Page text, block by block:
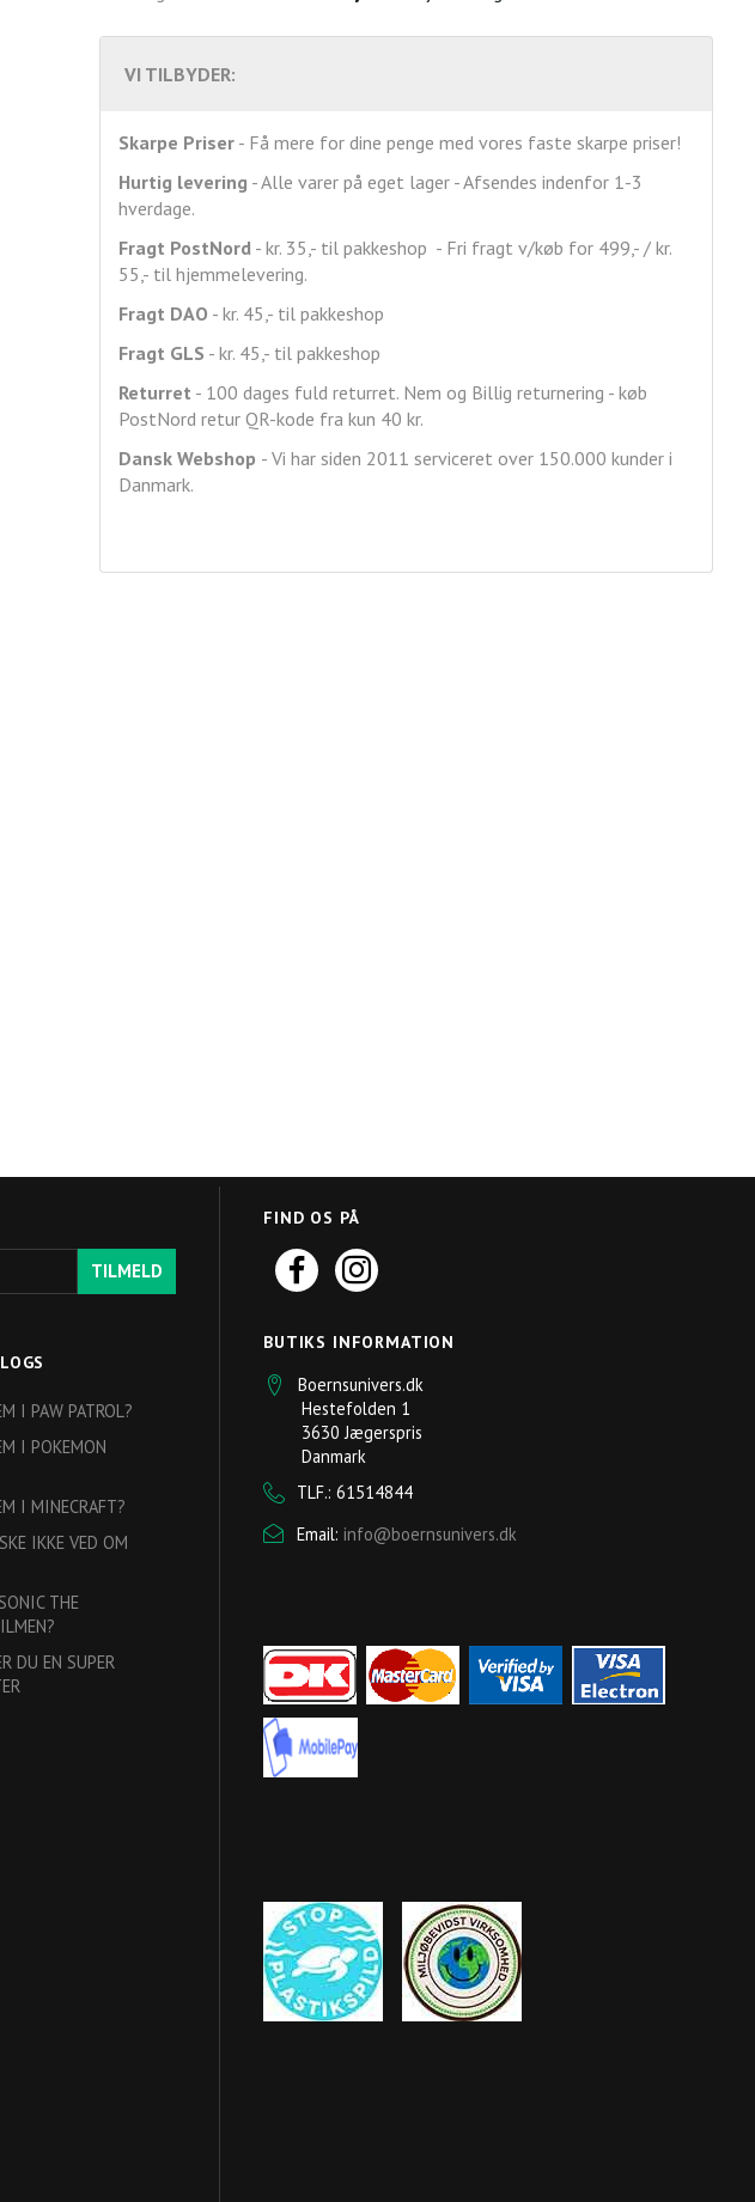
VI TILBYDER:
Skarpe Priser- Få mere for dine penge med vores faste skarpe priser!
Hurtig levering - Alle varer på eget lager - Afsendes indenfor 1-3
hverdage.
Fragt PostNord- kr. 35,- til pakkeshop - Fri fragt v/køb for 499,- / kr.
55,- til hjemmelevering.
Fragt DAO - kr. 45,- til pakkeshop
Fragt GLS - kr. 45,- til pakkeshop
Returret - 100 dages fuld returret. Nem og Billig returnering - køb
PostNord retur QR-kode fra kun 40 kr.
Dansk Webshop - Vi har siden 2011 serviceret over 150.000 kunder i
Danmark.
TILMELD
I PAW PATROL?
I POKEMON
I MINECRAFT?
IKKE VED OM
THE
DU EN SUPER
FIND OS PÅ
BUTIKS INFORMATION
Boernsunivers.dk
Hestefolden 1
3630 Jægerspris
Danmark
TLF.: 61514844
Email: info@boernsunivers.dk